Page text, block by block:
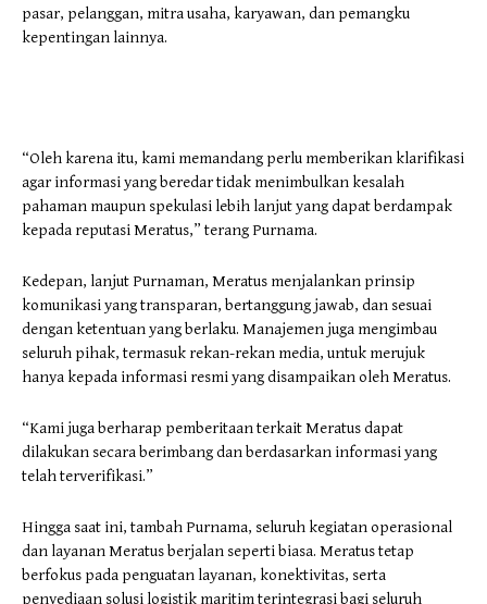
pasar, pelanggan, mitra usaha, karyawan, dan pemangku
kepentingan lainnya.
“Oleh karena itu, kami memandang perlu memberikan klarifikasi
agar informasi yang beredar tidak menimbulkan kesalah
pahaman maupun spekulasi lebih lanjut yang dapat berdampak
kepada reputasi Meratus,” terang Purnama.
Kedepan, lanjut Purnaman, Meratus menjalankan prinsip
komunikasi yang transparan, bertanggung jawab, dan sesuai
dengan ketentuan yang berlaku. Manajemen juga mengimbau
seluruh pihak, termasuk rekan-rekan media, untuk merujuk
hanya kepada informasi resmi yang disampaikan oleh Meratus.
“Kami juga berharap pemberitaan terkait Meratus dapat
dilakukan secara berimbang dan berdasarkan informasi yang
telah terverifikasi.”
Hingga saat ini, tambah Purnama, seluruh kegiatan operasional
dan layanan Meratus berjalan seperti biasa. Meratus tetap
berfokus pada penguatan layanan, konektivitas, serta
penyediaan solusi logistik maritim terintegrasi bagi seluruh